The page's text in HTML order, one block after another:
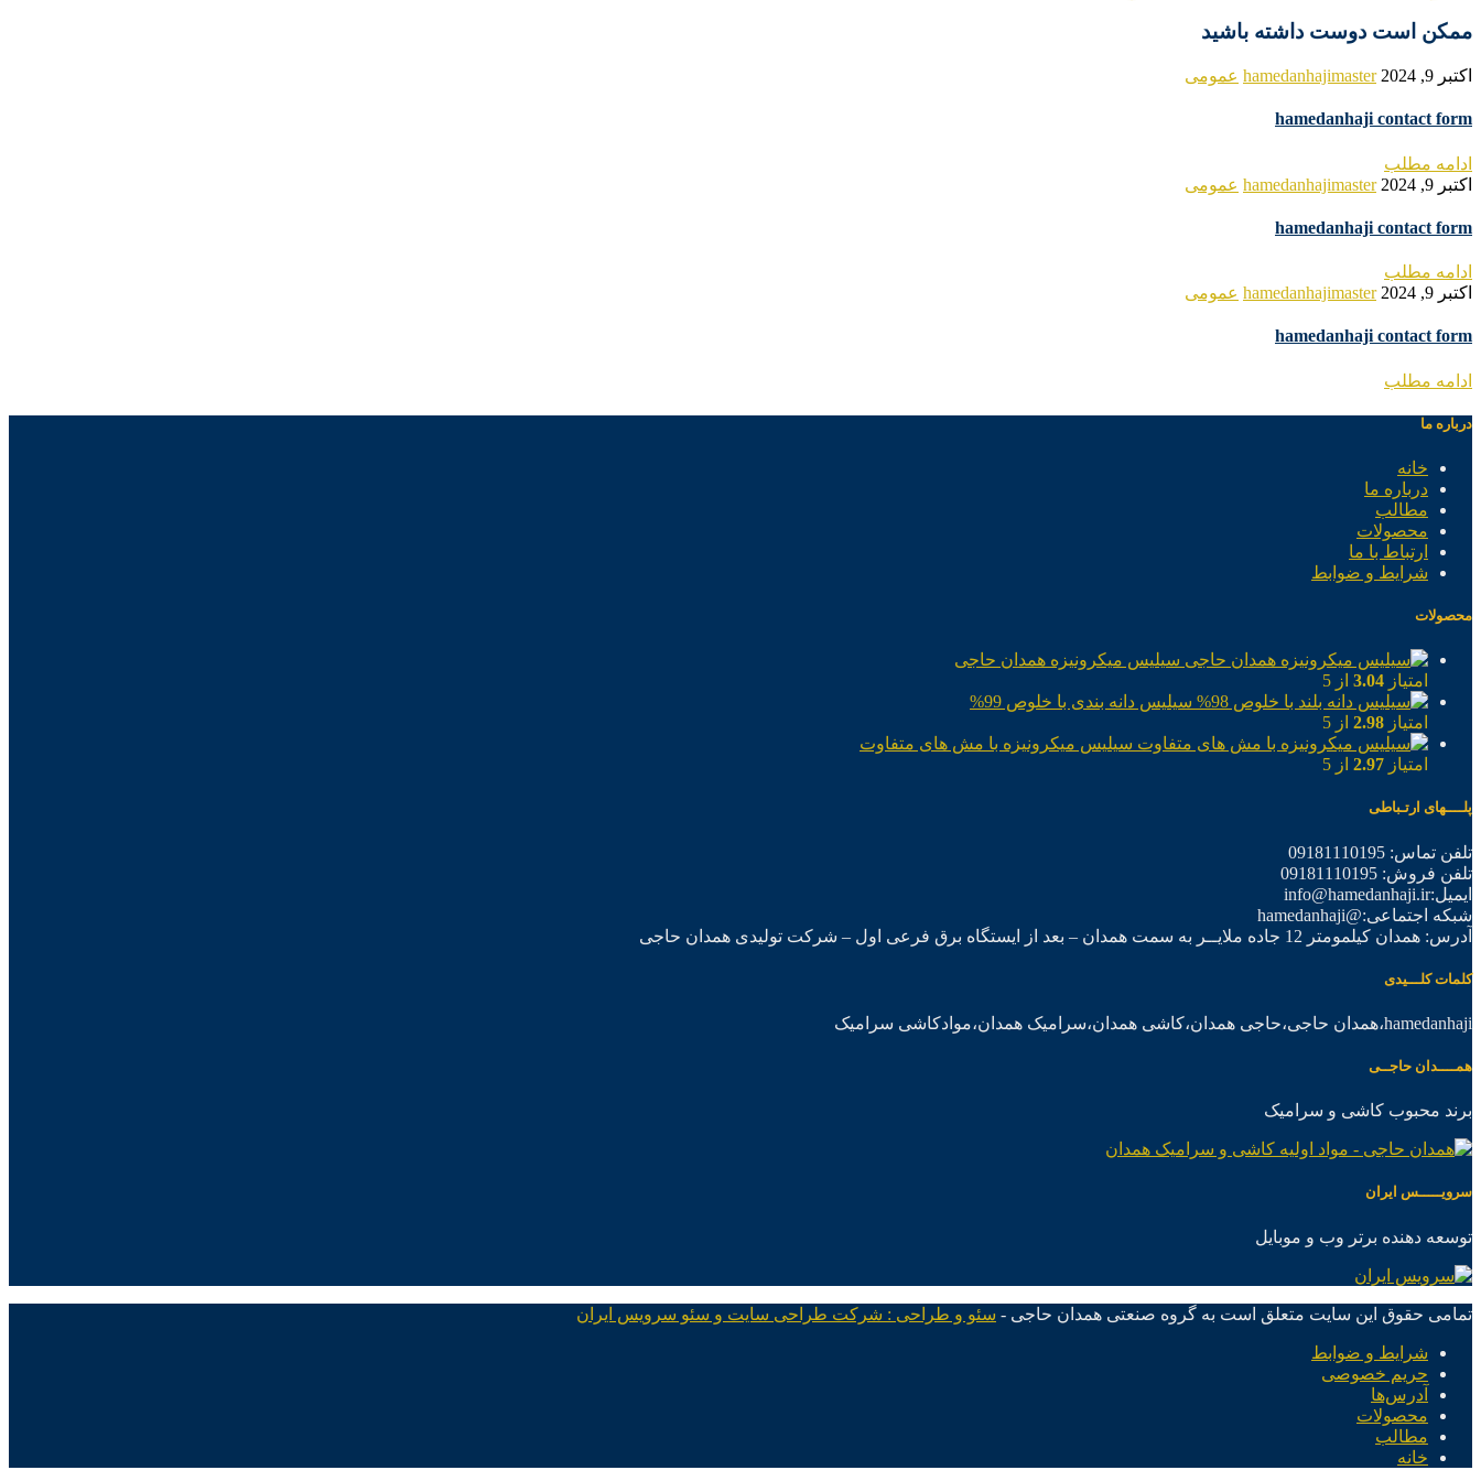
ممکن است دوست داشته باشید
اکتبر 9, 2024 hamedanhajimaster عمومی
hamedanhaji contact form
ادامه مطلب
اکتبر 9, 2024
hamedanhajimaster عمومی
hamedanhaji contact form
ادامه مطلب
اکتبر 9, 2024
hamedanhajimaster عمومی
hamedanhaji contact form
ادامه مطلب
درباره ما
خانه
درباره ما
مطالب
محصولات
ارتباط با ما
شرایط و ضوابط
محصولات
سیلیس میکرونیزه همدان حاجی
امتیاز 3.04 از 5
سیلیس دانه بندی با خلوص 99%
امتیاز 2.98 از 5
سیلیس میکرونیزه با مش های متفاوت
امتیاز 2.97 از 5
پلــــهای ارتـباطی
تلفن تماس: 09181110195
تلفن فروش: 09181110195
ایمیل:info@hamedanhaji.ir
شبکه اجتماعی:@hamedanhaji
آدرس: همدان کیلمومتر 12 جاده ملایــر به سمت همدان – بعد از ایستگاه برق فرعی اول – شرکت تولیدی همدان حاجی
کلمات کلـــیدی
hamedanhaji،همدان حاجی،حاجی همدان،کاشی همدان،سرامیک همدان،موادکاشی سرامیک
همــــدان حاجــی
برند محبوب کاشی و سرامیک
سرویـــــس ایران
توسعه دهنده برتر وب و موبایل
تمامی حقوق این سایت متعلق است به گروه صنعتی همدان حاجی - سئو و طراحی : شرکت طراحی سایت و سئو سرویس ایران
شرایط و ضوابط
حریم خصوصی
آدرس‌ها
محصولات
مطالب
خانه